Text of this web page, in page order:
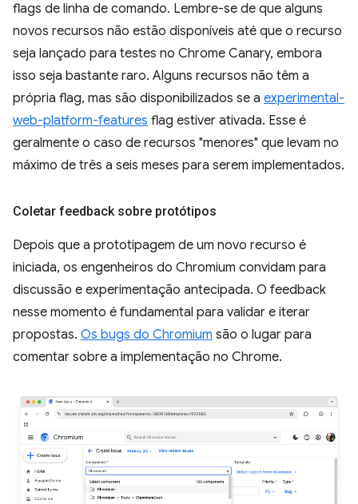
flags de linha de comando. Lembre-se de que alguns
novos recursos não estão disponíveis até que o recurso
seja lançado para testes no Chrome Canary, embora
isso seja bastante raro. Alguns recursos não têm a
própria flag, mas são disponibilizados se a experimental-
web-platform-features flag estiver ativada. Esse é
geralmente o caso de recursos "menores" que levam no
máximo de três a seis meses para serem implementados.
Coletar feedback sobre protótipos
Depois que a prototipagem de um novo recurso é
iniciada, os engenheiros do Chromium convidam para
discussão e experimentação antecipada. O feedback
nesse momento é fundamental para validar e iterar
propostas. Os bugs do Chromium são o lugar para
comentar sobre a implementação no Chrome.